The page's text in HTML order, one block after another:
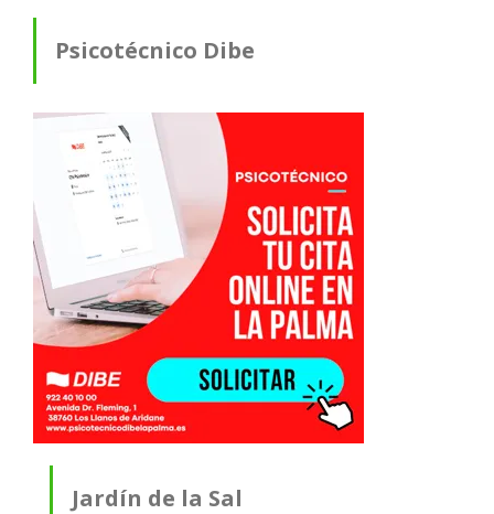
Psicotécnico Dibe
Jardín de la Sal